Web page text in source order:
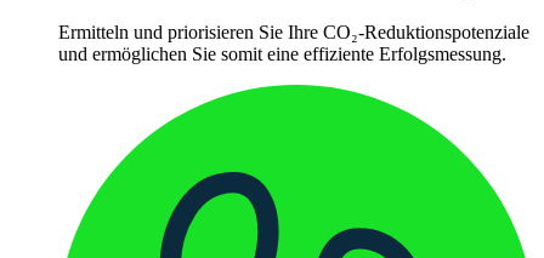
Ermitteln und priorisieren Sie Ihre CO₂-Reduktionspotenziale
und ermöglichen Sie somit eine effiziente Erfolgsmessung.